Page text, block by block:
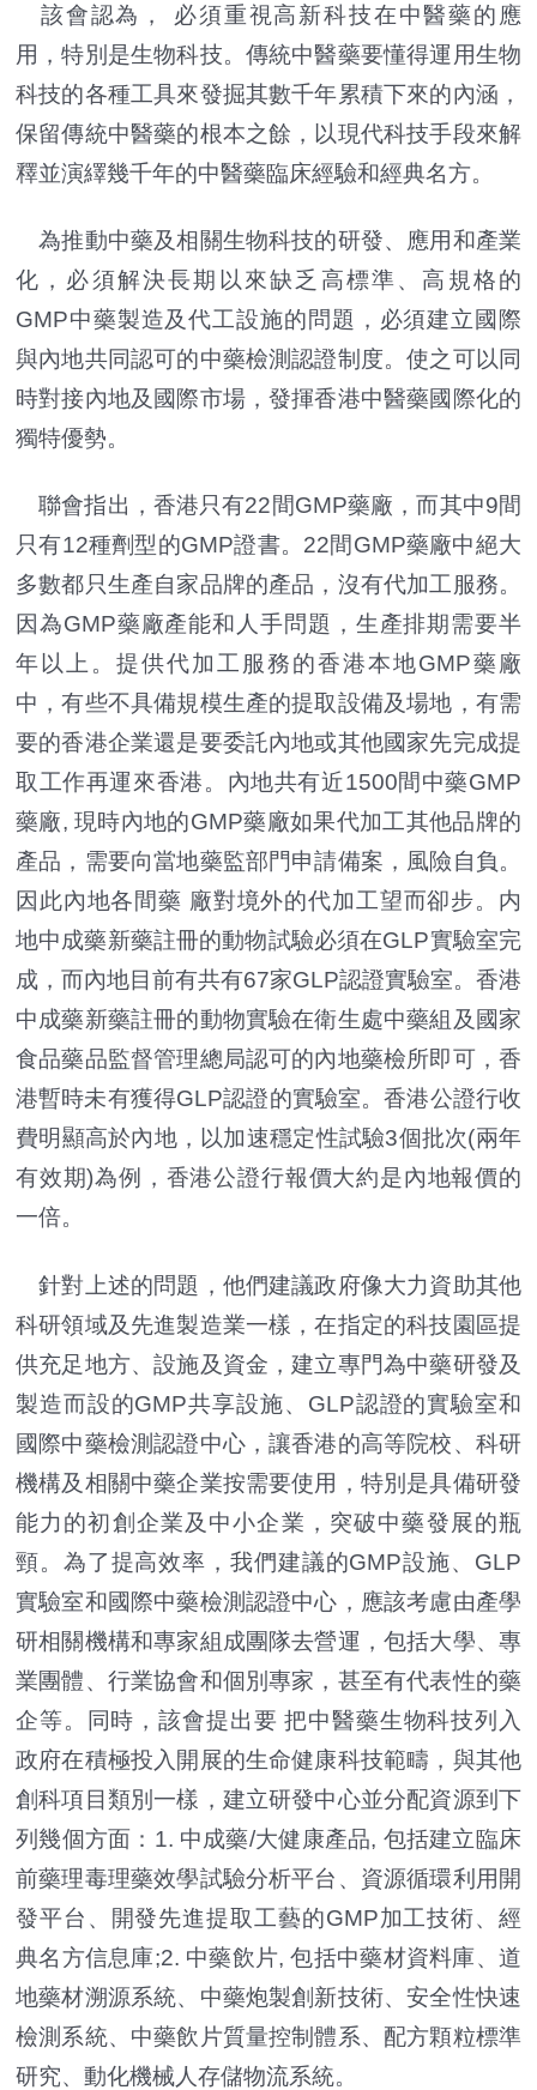
該會認為， 必須重視高新科技在中醫藥的應
用，特別是生物科技。傳統中醫藥要懂得運用生物
科技的各種工具來發掘其數千年累積下來的內涵，
保留傳統中醫藥的根本之餘，以現代科技手段來解
釋並演繹幾千年的中醫藥臨床經驗和經典名方。
為推動中藥及相關生物科技的研發、應用和產業
化，必須解決長期以來缺乏高標準、高規格的
GMP中藥製造及代工設施的問題，必須建立國際
與內地共同認可的中藥檢測認證制度。使之可以同
時對接內地及國際市場，發揮香港中醫藥國際化的
獨特優勢。
聯會指出，香港只有22間GMP藥廠，而其中9間
只有12種劑型的GMP證書。22間GMP藥廠中絕大
多數都只生產自家品牌的產品，沒有代加工服務。
因為GMP藥廠產能和人手問題，生產排期需要半
年以上。提供代加工服務的香港本地GMP藥廠
中，有些不具備規模生產的提取設備及場地，有需
要的香港企業還是要委託內地或其他國家先完成提
取工作再運來香港。內地共有近1500間中藥GMP
藥廠, 現時內地的GMP藥廠如果代加工其他品牌的
產品，需要向當地藥監部門申請備案，風險自負。
因此內地各間藥 廠對境外的代加工望而卻步。内
地中成藥新藥註冊的動物試驗必須在GLP實驗室完
成，而內地目前有共有67家GLP認證實驗室。香港
中成藥新藥註冊的動物實驗在衛生處中藥組及國家
食品藥品監督管理總局認可的內地藥檢所即可，香
港暫時未有獲得GLP認證的實驗室。香港公證行收
費明顯高於內地，以加速穩定性試驗3個批次(兩年
有效期)為例，香港公證行報價大約是內地報價的
一倍。
針對上述的問題，他們建議政府像大力資助其他
科研領域及先進製造業一樣，在指定的科技園區提
供充足地方、設施及資金，建立專門為中藥研發及
製造而設的GMP共享設施、GLP認證的實驗室和
國際中藥檢測認證中心，讓香港的高等院校、科研
機構及相關中藥企業按需要使用，特別是具備研發
能力的初創企業及中小企業，突破中藥發展的瓶
頸。為了提高效率，我們建議的GMP設施、GLP
實驗室和國際中藥檢測認證中心，應該考慮由產學
研相關機構和專家組成團隊去營運，包括大學、專
業團體、行業協會和個別專家，甚至有代表性的藥
企等。同時，該會提出要 把中醫藥生物科技列入
政府在積極投入開展的生命健康科技範疇，與其他
創科項目類別一樣，建立研發中心並分配資源到下
列幾個方面：1. 中成藥/大健康產品, 包括建立臨床
前藥理毒理藥效學試驗分析平台、資源循環利用開
發平台、開發先進提取工藝的GMP加工技術、經
典名方信息庫;2. 中藥飲片, 包括中藥材資料庫、道
地藥材溯源系統、中藥炮製創新技術、安全性快速
檢測系統、中藥飲片質量控制體系、配方顆粒標準
研究、動化機械人存儲物流系統。